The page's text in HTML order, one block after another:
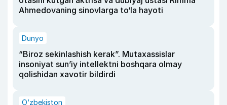
Ahmedovaning sinovlarga to‘la hayoti
Dunyo
“Biroz sekinlashish kerak”. Mutaxassislar
insoniyat sun’iy intellektni boshqara olmay
qolishidan xavotir bildirdi
O‘zbekiston